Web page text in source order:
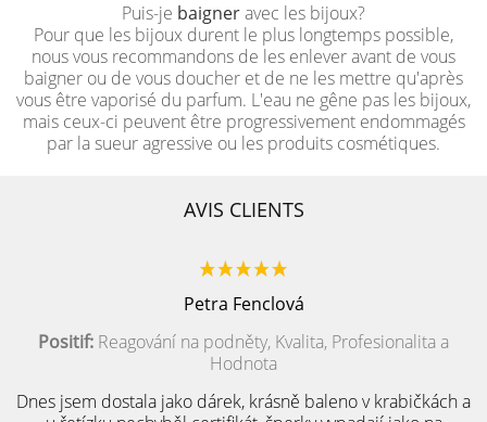
Puis-je baigneravec les bijoux?
Pour que les bijoux durent le plus longtemps possible,
nous vous recommandons de les enlever avant de vous
baigner ou de vous doucher et de ne les mettre qu'après
vous être vaporisé du parfum. L'eau ne gêne pas les bijoux,
mais ceux-ci peuvent être progressivement endommagés
par la sueur agressive ou les produits cosmétiques.
AVIS CLIENTS
Petra Fenclová
Positif: Reagování na podněty, Kvalita, Profesionalita a
Hodnota
Dnes jsem dostala jako dárek, krásně baleno v krabičkách a